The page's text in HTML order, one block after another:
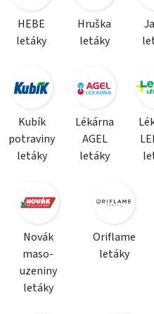
HEBE
letáky
Hruška
letáky
Kubík
potraviny
letáky
Lékárna
AGEL
letáky
Novák
maso-
uzeniny
letáky
Oriflame
letáky